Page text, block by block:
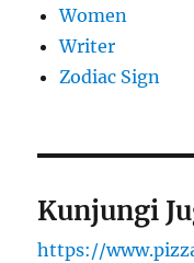
Women
Writer
Zodiac Sign
Kunjungi
https://